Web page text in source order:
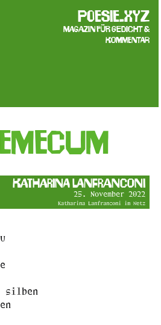
poesie.xyz
Magazin für Gedicht &
Kommentar
Katharina Lanfranconi
25. November 2022
Katharina Lanfranconi im Netz
silben